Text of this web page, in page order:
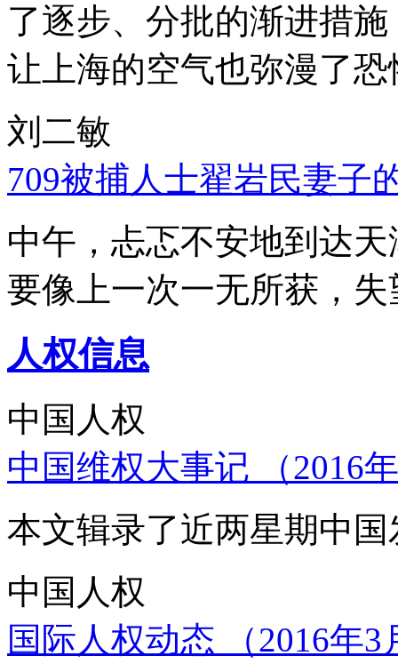
了逐步、分批的渐进措
让上海的空气也弥漫了
刘二敏
709被捕人士翟岩民妻子
中午，忐忑不安地到达
要像上一次一无所获，
人权信息
中国人权
中国维权大事记 （2016
本文辑录了近两星期中
中国人权
国际人权动态 （2016年